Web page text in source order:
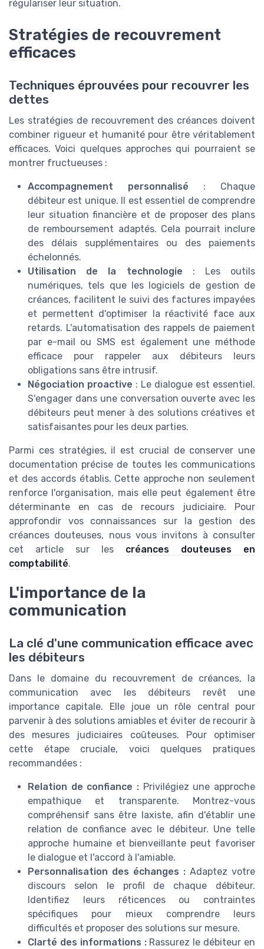
régulariser leur situation.
Stratégies de recouvrement
efficaces
Techniques éprouvées pour recouvrer les
dettes
Les stratégies de recouvrement des créances doivent
combiner rigueur et humanité pour être véritablement
efficaces. Voici quelques approches qui pourraient se
montrer fructueuses :
Accompagnement personnalisé : Chaque
débiteur est unique. Il est essentiel de comprendre
leur situation financière et de proposer des plans
de remboursement adaptés. Cela pourrait inclure
des délais supplémentaires ou des paiements
échelonnés.
Utilisation de la technologie : Les outils
numériques, tels que les logiciels de gestion de
créances, facilitent le suivi des factures impayées
et permettent d'optimiser la réactivité face aux
retards. L'automatisation des rappels de paiement
par e-mail ou SMS est également une méthode
efficace pour rappeler aux débiteurs leurs
obligations sans être intrusif.
Négociation proactive : Le dialogue est essentiel.
S'engager dans une conversation ouverte avec les
débiteurs peut mener à des solutions créatives et
satisfaisantes pour les deux parties.
Parmi ces stratégies, il est crucial de conserver une
documentation précise de toutes les communications
et des accords établis. Cette approche non seulement
renforce l'organisation, mais elle peut également être
déterminante en cas de recours judiciaire. Pour
approfondir vos connaissances sur la gestion des
créances douteuses, nous vous invitons à consulter
cet article sur les créances douteuses en
comptabilité.
L'importance de la
communication
La clé d'une communication efficace avec
les débiteurs
Dans le domaine du recouvrement de créances, la
communication avec les débiteurs revêt une
importance capitale. Elle joue un rôle central pour
parvenir à des solutions amiables et éviter de recourir à
des mesures judiciaires coûteuses. Pour optimiser
cette étape cruciale, voici quelques pratiques
recommandées :
Relation de confiance : Privilégiez une approche
empathique et transparente. Montrez-vous
compréhensif sans être laxiste, afin d'établir une
relation de confiance avec le débiteur. Une telle
approche humaine et bienveillante peut favoriser
le dialogue et l'accord à l'amiable.
Personnalisation des échanges : Adaptez votre
discours selon le profil de chaque débiteur.
Identifiez leurs réticences ou contraintes
spécifiques pour mieux comprendre leurs
difficultés et proposer des solutions sur mesure.
Clarté des informations :Rassurez le débiteur en